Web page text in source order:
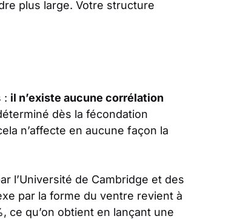
plus large. Votre structure
: il n’existe aucune corrélation
dès la fécondation
n’affecte en aucune façon la
l’Université de Cambridge et des
par la forme du ventre revient à
ce qu’on obtient en lançant une